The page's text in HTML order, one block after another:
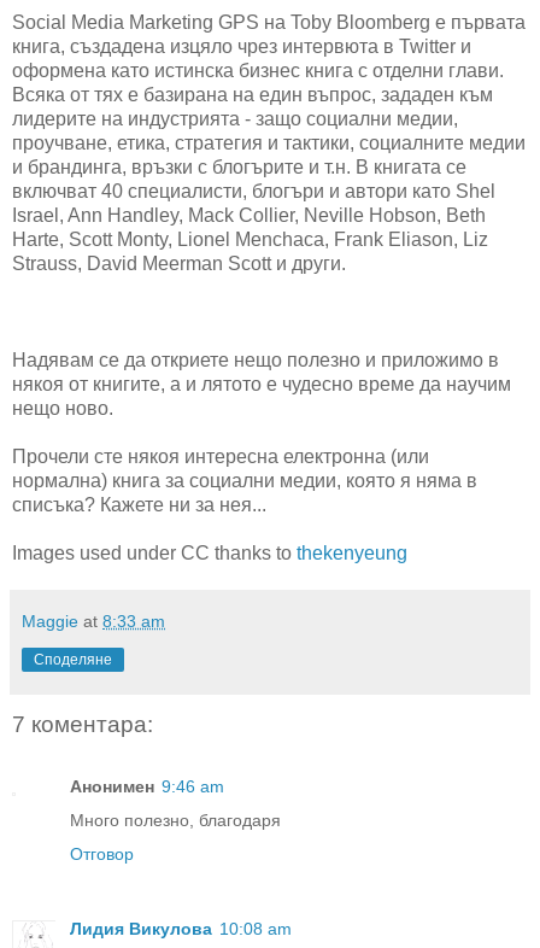
Social Media Marketing GPS на Toby Bloomberg е първата
книга, създадена изцяло чрез интервюта в Twitter и
оформена като истинска бизнес книга с отделни глави.
Всяка от тях е базирана на един въпрос, зададен към
лидерите на индустрията - защо социални медии,
проучване, етика, стратегия и тактики, социалните медии
и брандинга, връзки с блогърите и т.н. В книгата се
включват 40 специалисти, блогъри и автори като Shel
Israel, Ann Handley, Mack Collier, Neville Hobson, Beth
Harte, Scott Monty, Lionel Menchaca, Frank Eliason, Liz
Strauss, David Meerman Scott и други.
Надявам се да откриете нещо полезно и приложимо в
някоя от книгите, а и лятото е чудесно време да научим
нещо ново.
Прочели сте някоя интересна електронна (или
нормална) книга за социални медии, която я няма в
списъка? Кажете ни за нея...
Images used under CC thanks to thekenyeung
Maggie at 8:33 am
Споделяне
7 коментара:
Анонимен 9:46 am
Много полезно, благодаря
Отговор
Лидия Викулова 10:08 am